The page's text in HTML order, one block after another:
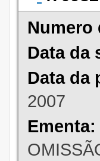
Numero
Data da
Data da
2007
Ementa: